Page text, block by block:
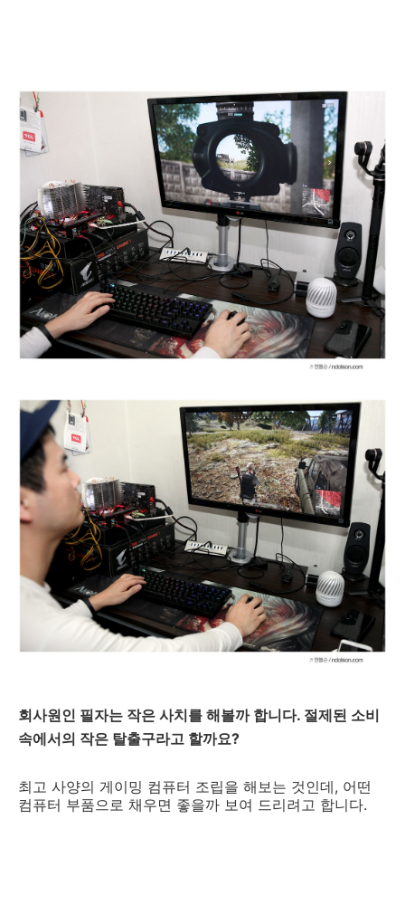
회사원인 필자는 작은 사치를 해볼까 합니다. 절제된 소비
속에서의 작은 탈출구라고 할까요?
최고 사양의 게이밍 컴퓨터 조립을 해보는 것인데, 어떤
컴퓨터 부품으로 채우면 좋을까 보여 드리려고 합니다.